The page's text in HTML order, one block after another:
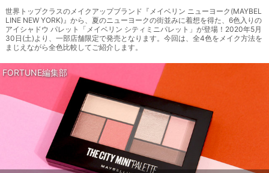
世界トップクラスのメイクアップブランド『メイベリン ニューヨーク(MAYBEL
LINE NEW YORK)』から、夏のニューヨークの街並みに着想を得た、6色入りの
アイシャドウ パレット「メイベリン シティミニパレット」が登場！2020年5月
30日(土)より、一部店舗限定で発売となります。今回は、全4色をメイク方法を
まじえながら全色比較してご紹介します。
FORTUNE編集部